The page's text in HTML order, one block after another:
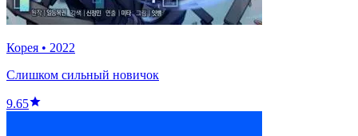
Корея • 2022
Слишком сильный новичок
9.65